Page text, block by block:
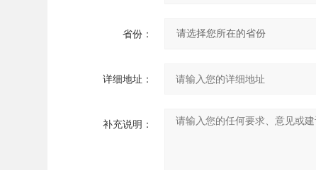
省份：
详细地址：
补充说明：